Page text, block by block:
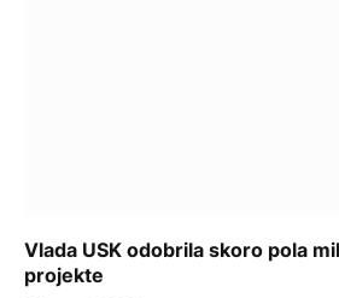
Vlada USK odobrila skoro pola
projekte